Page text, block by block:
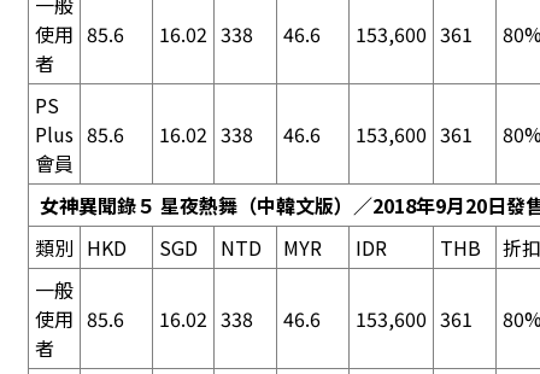
使用
者
85.6 16.02 338 46.6 153,600 361
PS
Plus
會員
85.6 16.02 338 46.6 153,600 361
女神異聞錄５ 星夜熱舞（中韓文版）／2018年9月20日發
類別 HKD SGD NTD MYR IDR THB
折
一般
使用
者
85.6 16.02 338 46.6 153,600 361